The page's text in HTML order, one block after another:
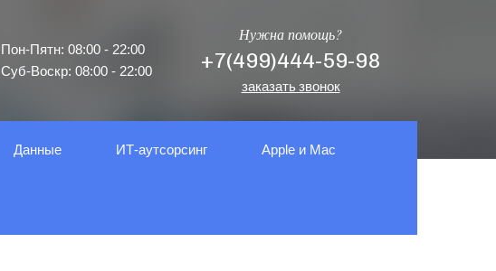
Пон-Пятн: 08:00 - 22:00
Суб-Воскр: 08:00 - 22:00
Нужна помощь?
+7(499)444-59-98
заказать звонок
Данные ИТ-аутсорсинг Apple и Mac